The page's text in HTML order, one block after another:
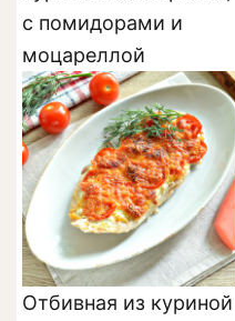
с помидорами и
моцареллой
Отбивная из куриной